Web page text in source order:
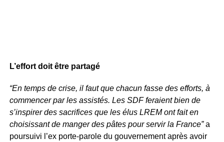
L’effort doit être partagé
“En temps de crise, il faut que chacun fasse des efforts, à
commencer par les assistés. Les SDF feraient bien de
s’inspirer des sacrifices que les élus LREM ont fait en
choisissant de manger des pâtes pour servir la France”a
poursuivi l’ex porte-parole du gouvernement après avoir